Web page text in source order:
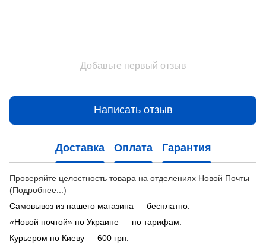
Добавьте первый отзыв
Написать отзыв
Доставка Оплата Гарантия
Проверяйте целостность товара на отделениях Новой Почты
(Подробнее...)
Самовывоз из нашего магазина — бесплатно.
«Новой почтой» по Украине — по тарифам.
Курьером по Киеву — 600 грн.